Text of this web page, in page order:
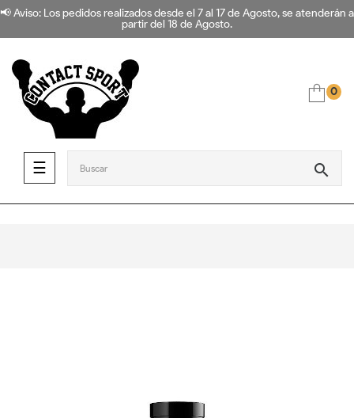
📢 Aviso: Los pedidos realizados desde el 7 al 17 de Agosto, se atenderán a
partir del 18 de Agosto.
search
0
Navegación de palanca
☰